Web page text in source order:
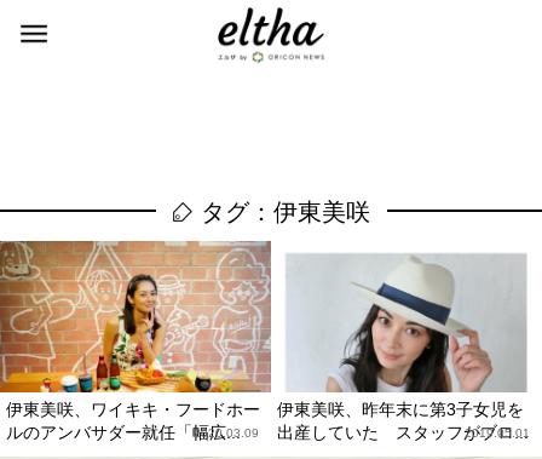
タグ：伊東美咲
伊東美咲、ワイキキ・フードホー
ルのアンバサダー就任「幅広...
2020.03.09
伊東美咲、昨年末に第3子女児を
出産していた スタッフがブロ...
2019.05.01